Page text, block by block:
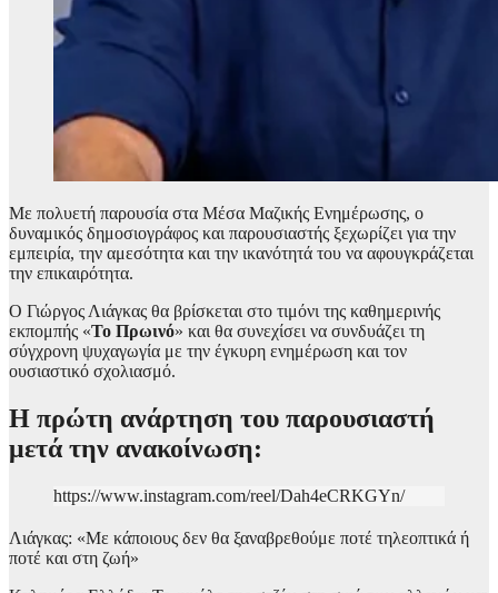
Με πολυετή παρουσία στα Μέσα Μαζικής Ενημέρωσης, ο
δυναμικός δημοσιογράφος και παρουσιαστής ξεχωρίζει για την
εμπειρία, την αμεσότητα και την ικανότητά του να αφουγκράζεται
την επικαιρότητα.
Ο Γιώργος Λιάγκας θα βρίσκεται στο τιμόνι της καθημερινής
εκπομπής «Το Πρωινό» και θα συνεχίσει να συνδυάζει τη
σύγχρονη ψυχαγωγία με την έγκυρη ενημέρωση και τον
ουσιαστικό σχολιασμό.
Η πρώτη ανάρτηση του παρουσιαστή
μετά την ανακοίνωση:
https://www.instagram.com/reel/Dah4eCRKGYn/
Λιάγκας: «Με κάποιους δεν θα ξαναβρεθούμε ποτέ τηλεοπτικά ή
ποτέ και στη ζωή»